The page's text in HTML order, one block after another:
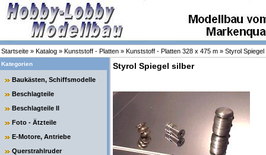
Startseite » Katalog » Kunststoff - Platten » Kunststoff - Platten 328 x 475 m » Styrol Spiegel
Kategorien
Baukästen, Schiffsmodelle
Beschlagteile
Beschlagteile II
Foto - Ätzteile
E-Motore, Antriebe
Querstrahlruder
Styrol Spiegel silber